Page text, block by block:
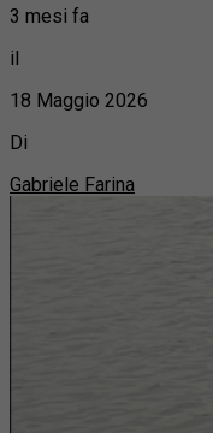
3 mesi fa
il
18 Maggio 2026
Di
Gabriele Farina